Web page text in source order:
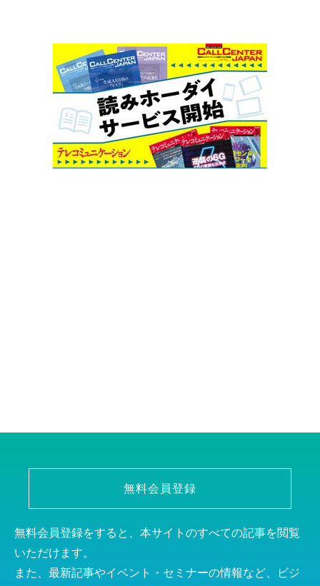
無料会員登録
無料会員登録をすると、本サイトのすべての記事を閲覧
いただけます。
また、最新記事やイベント・セミナーの情報など、ビジ